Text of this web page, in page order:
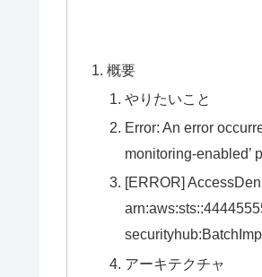
概要
やりたいこと
Error: An error
monitoring-enabled’
[ERROR]
アーキテクチャ